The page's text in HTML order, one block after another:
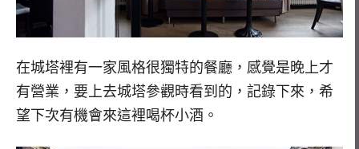
在城塔裡有一家風格很獨特的餐廳，感覺是晚上才
有營業，要上去城塔參觀時看到的，記錄下來，希
望下次有機會來這裡喝杯小酒。